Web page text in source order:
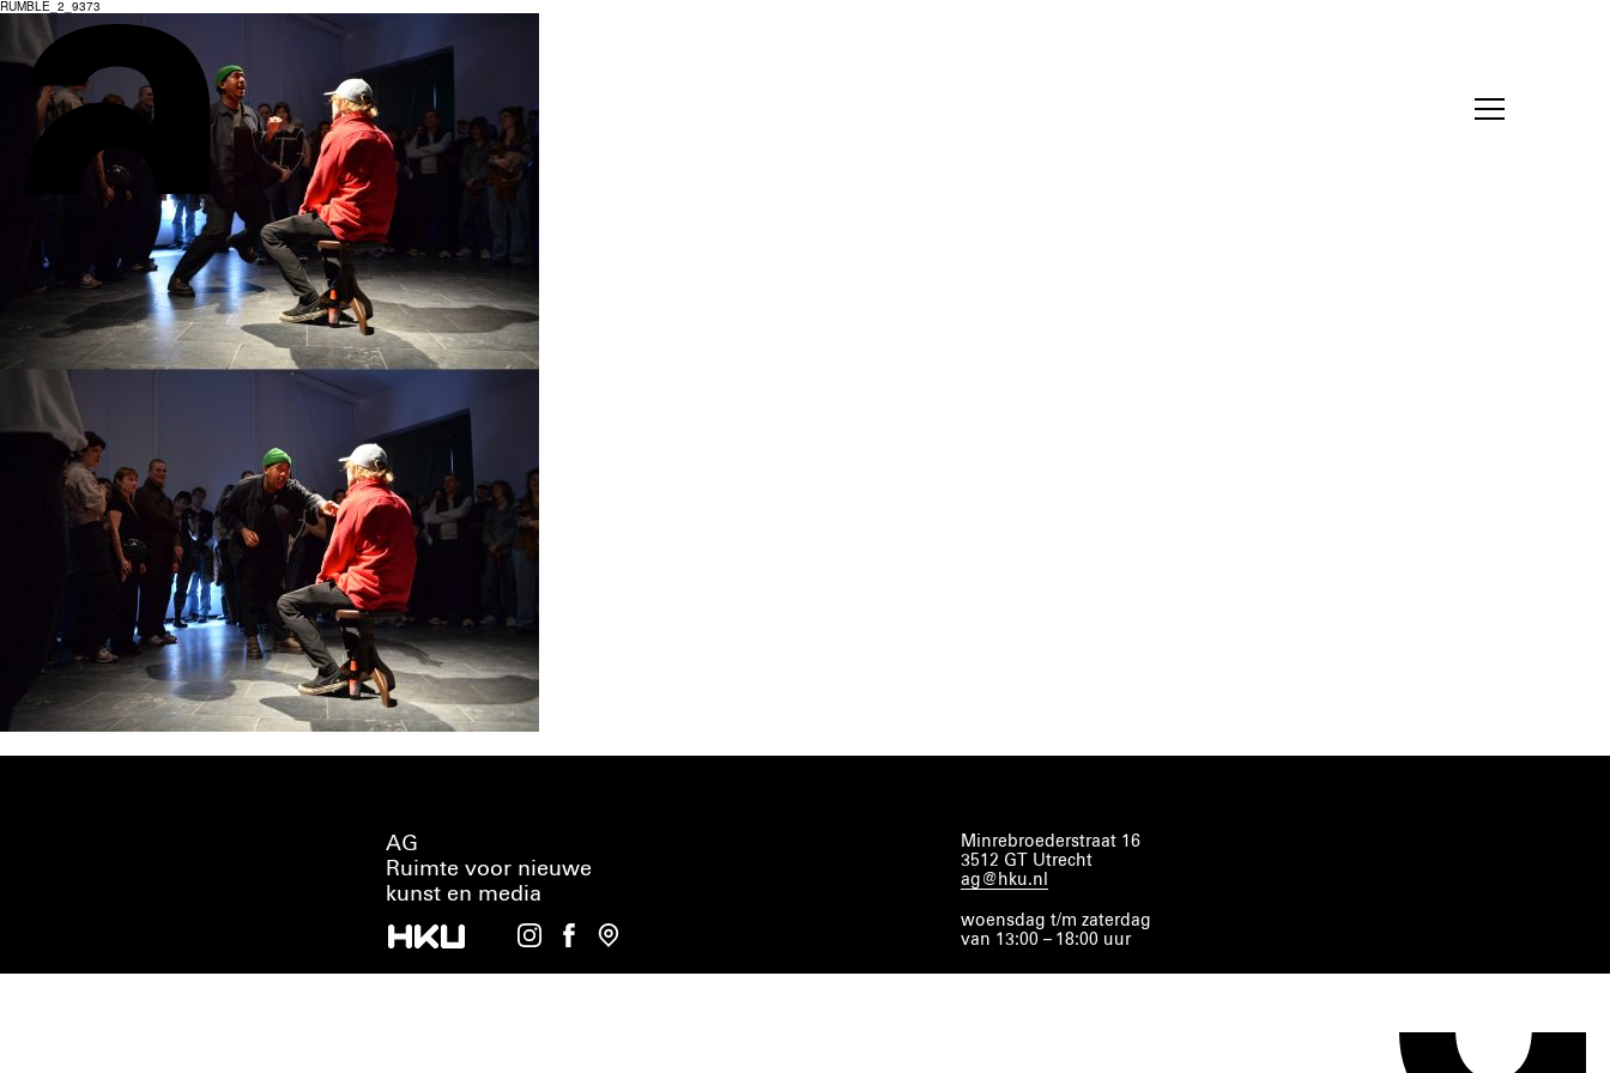
RUMBLE_2_9373
AG
Ruimte voor nieuwe
kunst en media
Minrebroederstraat 16
3512 GT Utrecht
ag@hku.nl
woensdag t/m zaterdag
van 13:00 – 18:00 uur